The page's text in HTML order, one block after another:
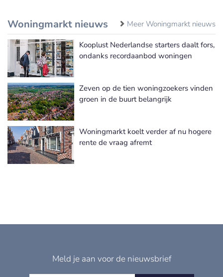
Woningmarkt nieuws Meer Woningmarkt nieuws
Kooplust Nederlandse starters daalt fors,
ondanks recordaanbod woningen
Zeven op de tien woningzoekers vinden
groen in de buurt belangrijk
Woningmarkt koelt verder af nu hogere
rente de vraag afremt
Meld je aan voor de nieuwsbrief